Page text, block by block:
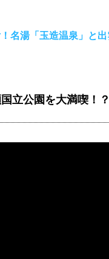
名湯「玉造温泉」と
立公園を大満喫！